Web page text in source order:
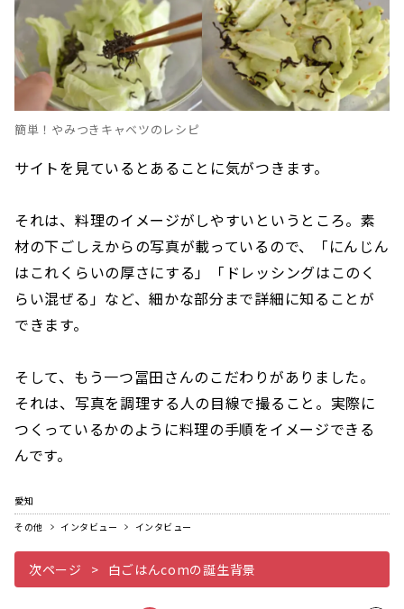
簡単！やみつきキャベツのレシピ
サイトを見ているとあることに気がつきます。
それは、料理のイメージがしやすいというところ。素
材の下ごしえからの写真が載っているので、「にんじん
はこれくらいの厚さにする」「ドレッシングはこのく
らい混ぜる」など、細かな部分まで詳細に知ることが
できます。
そして、もう一つ冨田さんのこだわりがありました。
それは、写真を調理する人の目線で撮ること。実際に
つくっているかのように料理の手順をイメージできる
んです。
愛知
その他
インタビュー インタビュー
次ページ 白ごはんcomの誕生背景